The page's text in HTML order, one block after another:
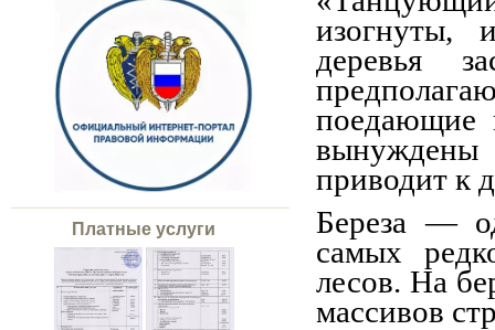
Платные услуги
изогнуты,
деревья
поедающие
вынуждены
приводит к
Береза —
самых
лесов. На
массивов